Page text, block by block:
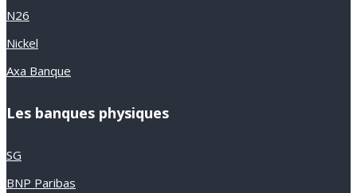
N26
Nickel
Axa Banque
Les banques physiques
SG
BNP Paribas